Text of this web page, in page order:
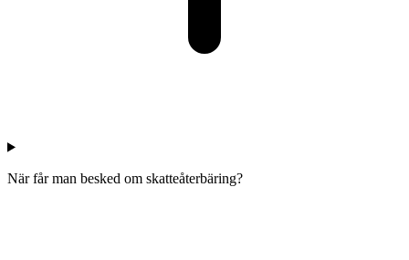
När får man besked om skatteåterbäring?